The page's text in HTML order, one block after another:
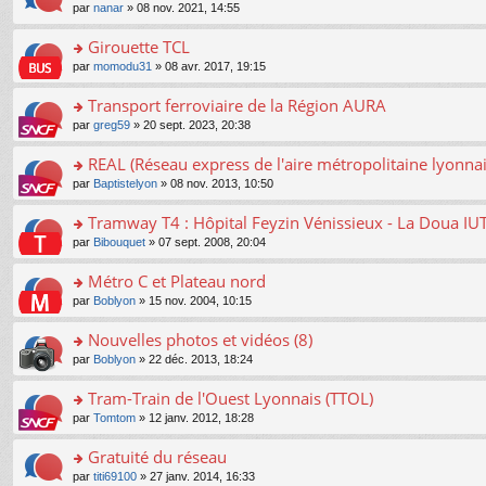
c
e
nt
pl
u
ré
c
e
nt
n
lu
le
pl
u
ré
c
e
nt
g
e
n
n
lu
le
pl
u
ré
c
e
nt
e
a
g
e
n
n
lu
le
pl
u
ré
c
e
nt
er
le
m
e
a
g
e
n
n
lu
le
pl
u
ré
c
e
nt
o
n
ult
er
le
m
e
a
g
e
n
n
lu
le
pl
u
ré
c
e
nt
par nanar » 08 nov. 2021, 14:55
o
n
ult
er
le
m
e
a
g
e
n
n
lu
le
pl
u
ré
c
e
nt
Girouette TCL
par momodu31 » 08 avr. 2017, 19:15
o
n
ult
er
le
m
e
a
g
e
n
n
lu
le
pl
u
ré
c
Transport ferroviaire de la Région AURA
par greg59 » 20 sept. 2023, 20:38
o
n
ult
er
le
m
e
a
g
e
n
n
lu
le
pl
REAL (Réseau express de l'aire métropolitaine
par Baptistelyon » 08 nov. 2013, 10:50
o
n
ult
er
le
m
e
a
g
e
n
Tramway T4 : Hôpital Feyzin Vénissieux - La Doua
par Bibouquet » 07 sept. 2008, 20:04
o
n
ult
er
le
m
e
a
g
Métro C et Plateau nord
par Boblyon » 15 nov. 2004, 10:15
o
n
ult
er
le
m
e
Nouvelles photos et vidéos (8)
par Boblyon » 22 déc. 2013, 18:24
o
n
ult
er
Tram-Train de l'Ouest Lyonnais (TTOL)
par Tomtom » 12 janv. 2012, 18:28
o
Gratuité du réseau
par titi69100 » 27 janv. 2014, 16:33